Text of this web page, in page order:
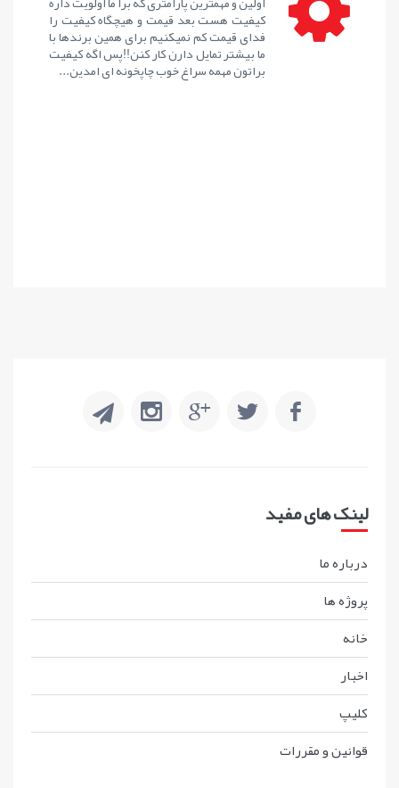
کیفیت هست بعد قیمت و هیچگاه کیفیت را
فدای قیمت کم نمیکنیم برای همین برندها با
ما بیشتر تمایل دارن کار کنن!!پس اگه کیفیت
براتون مهمه سراغ خوب چاپخونه ای امدین...
لینک های مفید
درباره ما
پروژه ها
خانه
اخبار
کليپ
قوانين و مقررات